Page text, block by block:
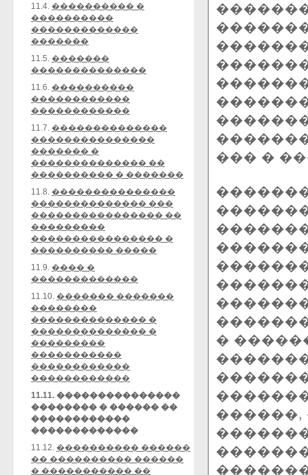
11.4. ���������� �
����������
�������������
�������
11.5. �������
��������������
11.6. ����������
������������
������������
11.7. ��������������
���������������
������� �
�������������� ��
���������� � �������
11.8. ���������������
�������������� ���
���������������� ��
���������
���������������� �
���������� �����
11.9. ���� �
�������������
11.10. ������� �������
��������
�������������� �
�������������� �
���������
�����������
������������
������������
11.11. ���������������
�������� � ������ ��
������������
�������������
11.12. ���������� ������
�� ���������� ������
� ����������� ��
��� �
�
������,